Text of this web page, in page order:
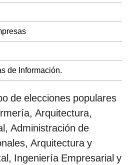
de Información.
de elecciones populares
Arquitectura,
Administración de
Arquitectura y
Ingeniería Empresarial y